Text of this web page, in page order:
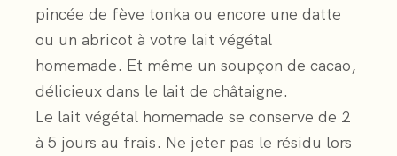
pincée de fève tonka ou encore une datte
ou un abricot à votre lait végétal
homemade. Et même un soupçon de cacao,
délicieux dans le lait de châtaigne.
Le lait végétal homemade se conserve de 2
à 5 jours au frais. Ne jeter pas le résidu lors